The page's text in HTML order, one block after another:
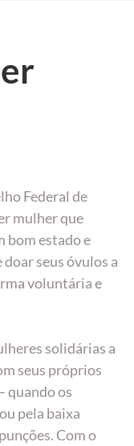
Federal de
mulher que
bom estado e
seus óvulos a
voluntária e
solidárias a
seus próprios
quando os
pela baixa
Com o